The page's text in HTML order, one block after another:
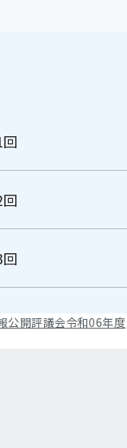
公開評議会令和06年度